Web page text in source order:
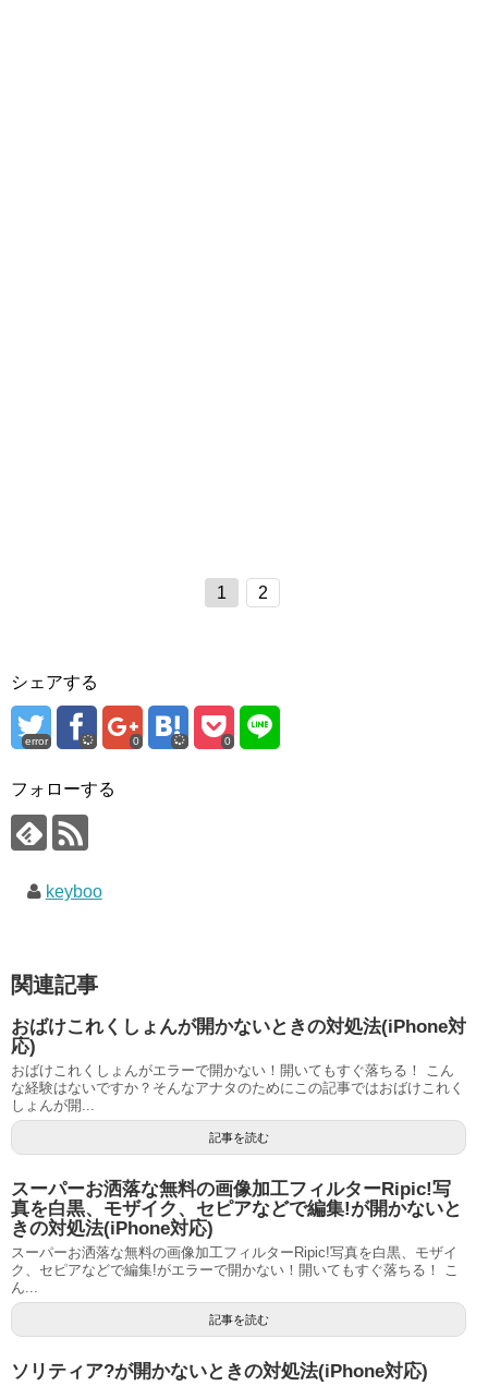
1 2
シェアする
error 0 0
フォローする
keyboo
関連記事
おばけこれくしょんが開かないときの対処法(iPhone対
応)
おばけこれくしょんがエラーで開かない！開いてもすぐ落ちる！ こん
な経験はないですか？そんなアナタのためにこの記事ではおばけこれく
しょんが開...
記事を読む
スーパーお洒落な無料の画像加工フィルターRipic!写
真を白黒、モザイク、セピアなどで編集!が開かないと
きの対処法(iPhone対応)
スーパーお洒落な無料の画像加工フィルターRipic!写真を白黒、モザイ
ク、セピアなどで編集!がエラーで開かない！開いてもすぐ落ちる！ こ
ん...
記事を読む
ソリティア?が開かないときの対処法(iPhone対応)